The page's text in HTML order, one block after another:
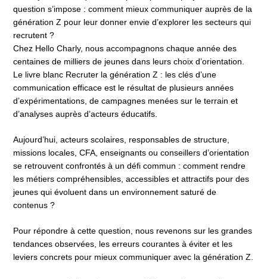
question s’impose : comment mieux communiquer auprès de la
génération Z pour leur donner envie d’explorer les secteurs qui
recrutent ?
Chez Hello Charly, nous accompagnons chaque année des
centaines de milliers de jeunes dans leurs choix d’orientation.
Le livre blanc Recruter la génération Z : les clés d’une
communication efficace est le résultat de plusieurs années
d’expérimentations, de campagnes menées sur le terrain et
d’analyses auprès d’acteurs éducatifs.
Aujourd’hui, acteurs scolaires, responsables de structure,
missions locales, CFA, enseignants ou conseillers d’orientation
se retrouvent confrontés à un défi commun : comment rendre
les métiers compréhensibles, accessibles et attractifs pour des
jeunes qui évoluent dans un environnement saturé de
contenus ?
Pour répondre à cette question, nous revenons sur les grandes
tendances observées, les erreurs courantes à éviter et les
leviers concrets pour mieux communiquer avec la génération Z.